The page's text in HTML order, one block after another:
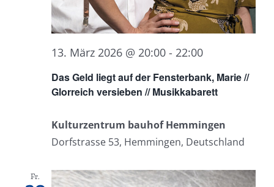
Das Geld liegt auf der Fensterbank, Marie //
Glorreich versieben // Musikkabarett
13. März 2026 @ 20:00 - 22:00
Kulturzentrum bauhof Hemmingen
Dorfstrasse 53, Hemmingen, Deutschland
Fr.